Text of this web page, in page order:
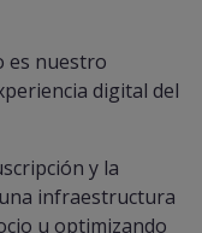
es nuestro
digital del
y la
infraestructura
u optimizando